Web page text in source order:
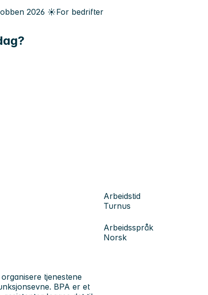
2026 ☀️For bedrifter
Arbeidstid
Turnus
Arbeidsspråk
Norsk
tjenestene
BPA er et